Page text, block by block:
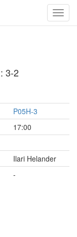
: 3-2
P05H-3
17:00
Ilari Helander
-